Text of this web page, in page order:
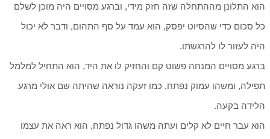
הוא התלונן מההתחלה שזה חזק מידי, וברגע מסויים היה מוכן לשלם
כל סכום כדי שהסיוט יפסק, הוא עמד על סף התהום, ודבר לא יכול
היה לעזור לו להרגשתו.
ברגע מסויים המנחה פשוט קם והחזיק לו את היד, הוא התחיל למלמל
תפילה, ומשהו עמוק נפתח, כמו זעקה נוראה שהיתה שם אולי מרגע
הלידה בקעה.
הוא עבר חיים לא קלים ועתה משהו גדול נפתח, הוא ראה את עצמו